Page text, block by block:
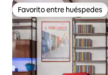
Favorito entre huéspedes
Favorito entre huéspedes